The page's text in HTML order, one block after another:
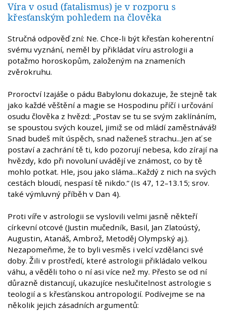
Víra v osud (fatalismus) je v rozporu s
křesťanským pohledem na člověka
Stručná odpověď zní: Ne. Chce-li být křesťan koherentní
svému vyznání, neměl by přikládat víru astrologii a
potažmo horoskopům, založeným na znameních
zvěrokruhu.
Proroctví Izajáše o pádu Babylonu dokazuje, že stejně tak
jako každé věštění a magie se Hospodinu příčí i určování
osudu člověka z hvězd: „Postav se tu se svým zaklínáním,
se spoustou svých kouzel, jimiž se od mládí zaměstnáváš!
Snad budeš mít úspěch, snad naženeš strachu...Jen ať se
postaví a zachrání tě ti, kdo pozorují nebesa, kdo zírají na
hvězdy, kdo při novoluní uvádějí ve známost, co by tě
mohlo potkat. Hle, jsou jako sláma...Každý z nich na svých
cestách bloudí, nespasí tě nikdo.“ (Is 47, 12–13.15; srov.
také výmluvný příběh v Dan 4).
Proti víře v astrologii se vyslovili velmi jasně někteří
církevní otcové (Justin mučedník, Basil, Jan Zlatoústý,
Augustin, Atanáš, Ambrož, Metoděj Olympský aj.).
Nezapomeňme, že to byli vesměs i velcí vzdělanci své
doby. Žili v prostředí, které astrologii přikládalo velkou
váhu, a věděli toho o ní asi více než my. Přesto se od ní
důrazně distancují, ukazujíce neslučitelnost astrologie s
teologií a s křesťanskou antropologií. Podívejme se na
několik jejich zásadních argumentů: